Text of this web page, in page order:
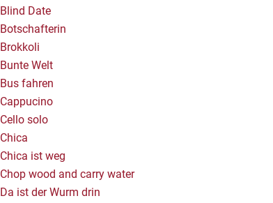
Blind Date
Botschafterin
Brokkoli
Bunte Welt
Bus fahren
Cappucino
Cello solo
Chica
Chica ist weg
Chop wood and carry water
Da ist der Wurm drin